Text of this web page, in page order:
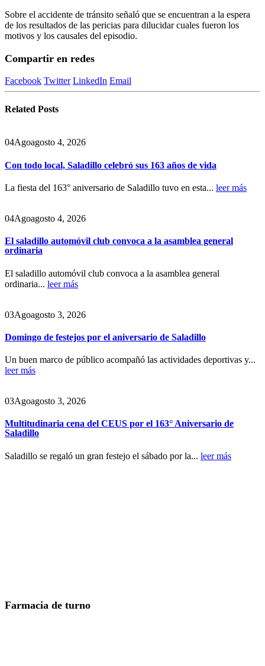
Sobre el accidente de tránsito señaló que se encuentran a la espera
de los resultados de las pericias para dilucidar cuales fueron los
motivos y los causales del episodio.
Compartir en redes
Facebook Twitter LinkedIn Email
Related Posts
04Agoagosto 4, 2026
Con todo local, Saladillo celebró sus 163 años de vida
La fiesta del 163° aniversario de Saladillo tuvo en esta... leer más
04Agoagosto 4, 2026
El saladillo automóvil club convoca a la asamblea general
ordinaria
El saladillo automóvil club convoca a la asamblea general
ordinaria... leer más
03Agoagosto 3, 2026
Domingo de festejos por el aniversario de Saladillo
Un buen marco de público acompañó las actividades deportivas y...
leer más
03Agoagosto 3, 2026
Multitudinaria cena del CEUS por el 163° Aniversario de
Saladillo
Saladillo se regaló un gran festejo el sábado por la... leer más
Farmacia de turno